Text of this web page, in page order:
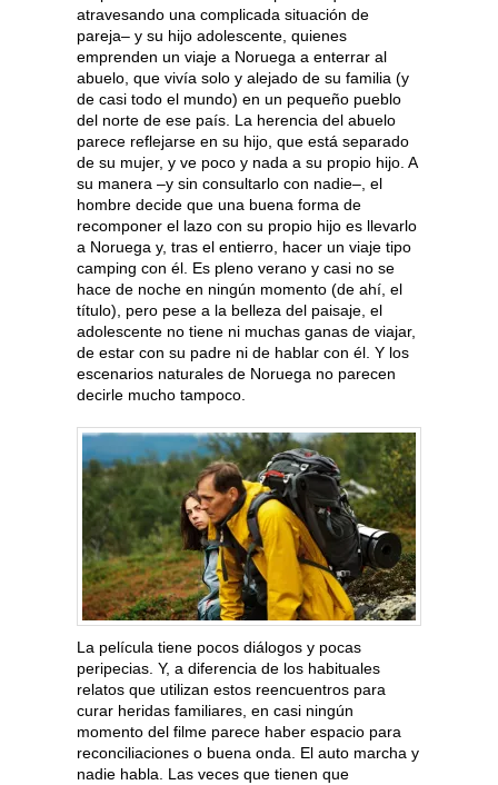
atravesando una complicada situación de
pareja– y su hijo adolescente, quienes
emprenden un viaje a Noruega a enterrar al
abuelo, que vivía solo y alejado de su familia (y
de casi todo el mundo) en un pequeño pueblo
del norte de ese país. La herencia del abuelo
parece reflejarse en su hijo, que está separado
de su mujer, y ve poco y nada a su propio hijo. A
su manera –y sin consultarlo con nadie–, el
hombre decide que una buena forma de
recomponer el lazo con su propio hijo es llevarlo
a Noruega y, tras el entierro, hacer un viaje tipo
camping con él. Es pleno verano y casi no se
hace de noche en ningún momento (de ahí, el
título), pero pese a la belleza del paisaje, el
adolescente no tiene ni muchas ganas de viajar,
de estar con su padre ni de hablar con él. Y los
escenarios naturales de Noruega no parecen
decirle mucho tampoco.
La película tiene pocos diálogos y pocas
peripecias. Y, a diferencia de los habituales
relatos que utilizan estos reencuentros para
curar heridas familiares, en casi ningún
momento del filme parece haber espacio para
reconciliaciones o buena onda. El auto marcha y
nadie habla. Las veces que tienen que